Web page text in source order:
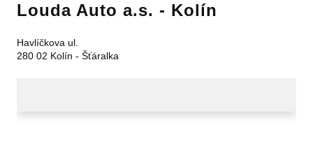
Louda Auto a.s. - Kolín
Havlíčkova ul.
280 02 Kolín - Šťáralka